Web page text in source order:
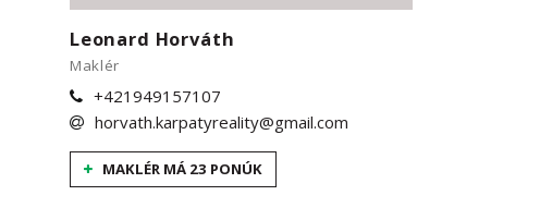
Leonard Horváth
Maklér
+421949157107
horvath.karpatyreality@gmail.com
MAKLÉR MÁ 23 PONÚK